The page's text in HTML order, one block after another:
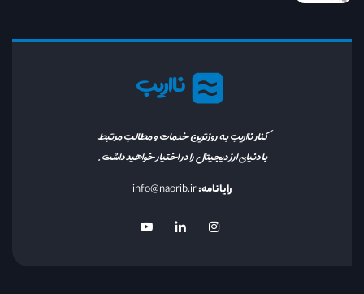
نااریب
کنار نااریب به روزترین خدمات و مطالب مرتبط
با دنیای ارز دیجیتال را در اختیار خواهید داشت.
رایانامه:info@naorib.ir